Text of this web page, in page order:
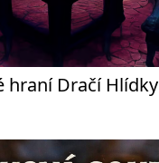
hraní Dračí Hlídky